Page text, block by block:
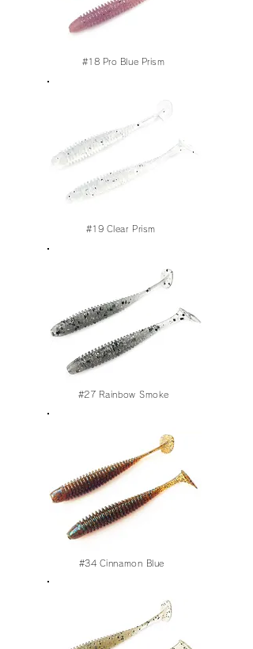
#18 Pro Blue Prism
#19 Clear Prism
#27 Rainbow Smoke
#34 Cinnamon Blue